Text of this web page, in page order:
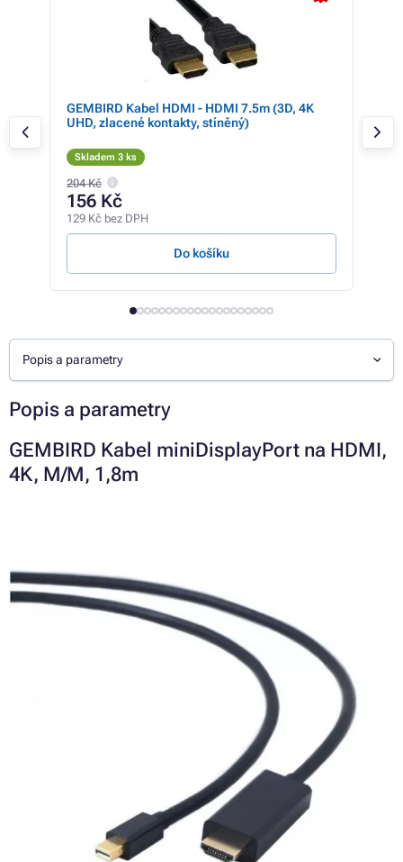
GEMBIRD Kabel HDMI - HDMI 7.5m (3D, 4K
UHD, zlacené kontakty, stíněný)
Skladem 3 ks
204 Kč
156 Kč
129 Kč bez DPH
Do košíku
Popis a parametry
Popis a parametry
GEMBIRD Kabel miniDisplayPort na HDMI,
4K, M/M, 1,8m